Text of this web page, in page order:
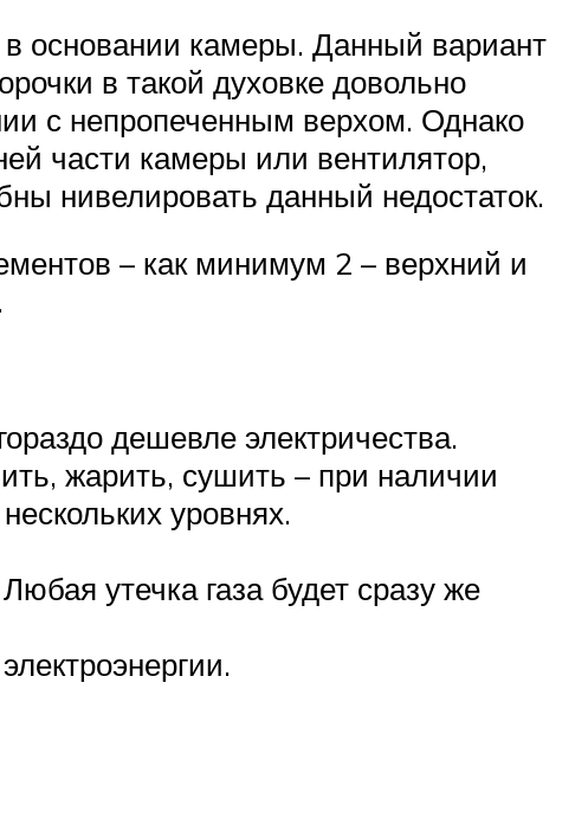
в основании камеры. Данный вариант
в такой духовке довольно
с непропеченным верхом. Однако
части камеры или вентилятор,
нивелировать данный недостаток.
– как минимум 2 – верхний и
дешевле электричества.
жарить, сушить – при наличии
уровнях.
утечка газа будет сразу же